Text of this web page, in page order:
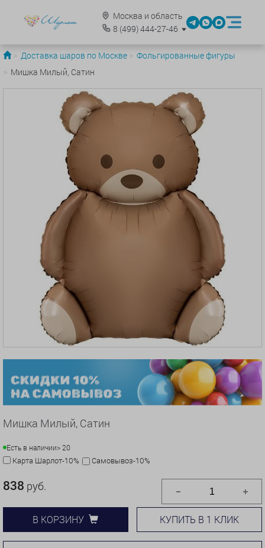
Москва и область
8 (499)444-27-46
Доставка шаров по Москве
Фольгированные фигуры
Мишка Милый, Сатин
Мишка Милый, Сатин
Есть в наличии> 20
Карта Шарлот-10% Самовывоз-10%
838 руб.
В КОРЗИНУ КУПИТЬ В 1 КЛИК